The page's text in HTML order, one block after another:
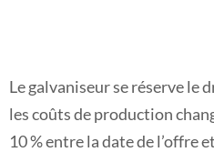
Le galvaniseur se réserve le
les coûts de production
10 % entre la date de l’offre